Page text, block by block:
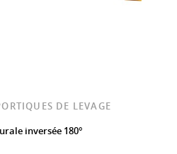
DE LEVAGE
inversée 180°